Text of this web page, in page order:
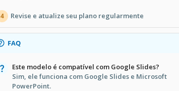
4 Revise e atualize seu plano regularmente
FAQ
Este modelo é compatível com Google Slides?
Sim, ele funciona com Google Slides e Microsoft
PowerPoint.